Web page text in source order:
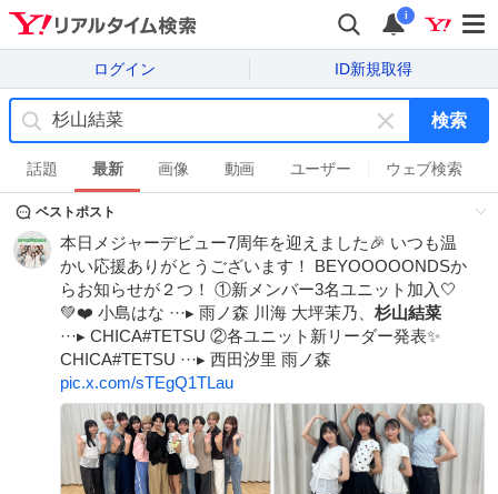
i
ログイン ID新規取得
キ
ー
ワ
ド
を
消
す
検索
話題 最新 画像 動画 ユーザー ウェブ検索
ベストポスト
本日メジャーデビュー7周年を迎えました🎉 いつも温
かい応援ありがとうございます！ BEYOOOOONDSか
らお知らせが２つ！ ①新メンバー3名ユニット加入🤍
💚❤️ 小島はな ···▸ 雨ノ森 川海 大坪茉乃、 杉山結菜
···▸ CHICA#TETSU ②各ユニット新リーダー発表✨
CHICA#TETSU ···▸ 西田汐里 雨ノ森
pic.x.com/sTEgQ1TLau